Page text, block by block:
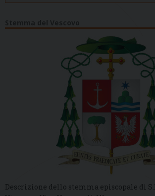
Descrizione dello stemma episcopale di